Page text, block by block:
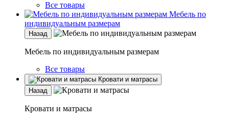
Все товары
Мебель по
индивидуальным размерам
Назад
Мебель по индивидуальным размерам
Все товары
Кровати и матрасы
Назад
Кровати и матрасы